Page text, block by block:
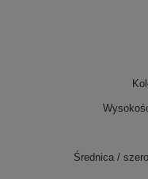
Średnica /